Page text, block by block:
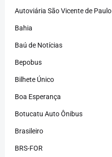
Autoviária São Vicente de Paulo
Bahia
Baú de Notícias
Bepobus
Bilhete Único
Boa Esperança
Botucatu Auto Ônibus
Brasileiro
BRS-FOR